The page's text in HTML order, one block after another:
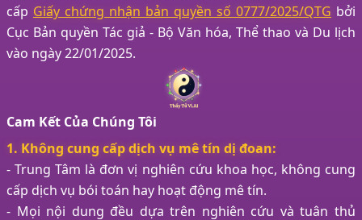
cấp Giấy chứng nhận bản quyền số 0777/2025/QTG bởi
Cục Bản quyền Tác giả - Bộ Văn hóa, Thể thao và Du lịch
vào ngày 22/01/2025.
Cam Kết Của Chúng Tôi
1. Không cung cấp dịch vụ mê tín dị đoan:
- Trung Tâm là đơn vị nghiên cứu khoa học, không cung
cấp dịch vụ bói toán hay hoạt động mê tín.
- Mọi nội dung đều dựa trên nghiên cứu và tuân thủ